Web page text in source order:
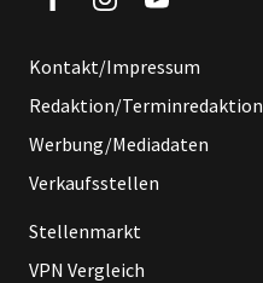
Kontakt/Impressum
Redaktion/Terminredaktion
Werbung/Mediadaten
Verkaufsstellen
Stellenmarkt
VPN Vergleich